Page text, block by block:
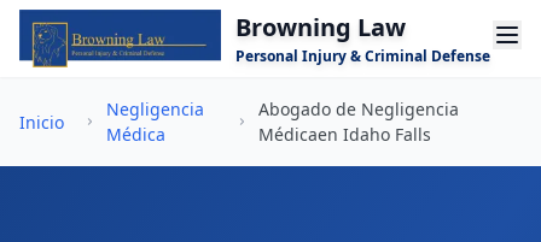
Saltar al contenido principalBrowning Law
Personal Injury & Criminal Defense
Inicio
Negligencia
Médica
Abogado de Negligencia
Médicaen Idaho Falls